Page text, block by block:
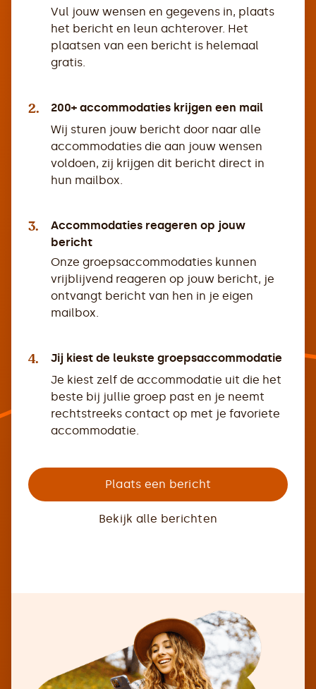
Vul jouw wensen en gegevens in, plaats
het bericht en leun achterover. Het
plaatsen van een bericht is helemaal
gratis.
2.
200+ accommodaties krijgen een mail
Wij sturen jouw bericht door naar alle
accommodaties die aan jouw wensen
voldoen, zij krijgen dit bericht direct in
hun mailbox.
3.
Accommodaties reageren op jouw
bericht
Onze groepsaccommodaties kunnen
vrijblijvend reageren op jouw bericht, je
ontvangt bericht van hen in je eigen
mailbox.
4.
Jij kiest de leukste groepsaccommodatie
Je kiest zelf de accommodatie uit die het
beste bij jullie groep past en je neemt
rechtstreeks contact op met je favoriete
accommodatie.
Plaats een bericht
Bekijk alle berichten